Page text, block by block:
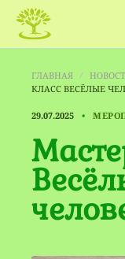
ГЛАВНАЯ
КЛАСС ВЕСЁЛЫЕ
29.07.2025